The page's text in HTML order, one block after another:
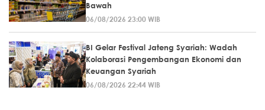
Bawah
06/08/2026 23:00 WIB
BI Gelar Festival Jateng Syariah: Wadah
Kolaborasi Pengembangan Ekonomi dan
Keuangan Syariah
06/08/2026 22:44 WIB